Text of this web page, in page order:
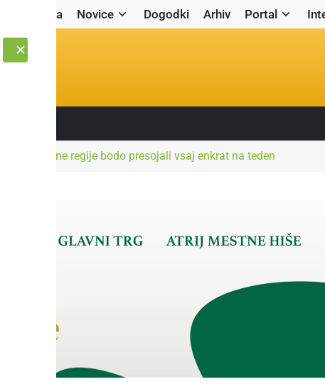
Naslovnica Novice Dogodki Arhiv Portal
posamezne regije bodo presojali vsaj enkrat na teden